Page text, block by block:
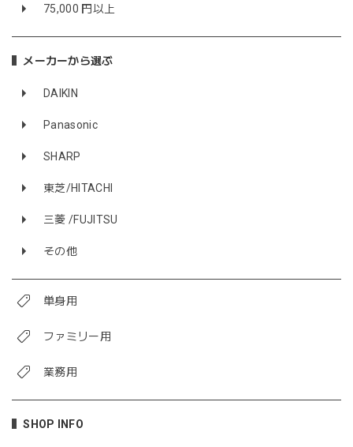
75,000 円以上
メーカーから選ぶ
DAIKIN
Panasonic
SHARP
東芝/HITACHI
三菱 /FUJITSU
その他
単身用
ファミリー用
業務用
SHOP INFO